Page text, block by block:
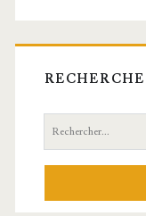
RECHERCHE
Recherche: